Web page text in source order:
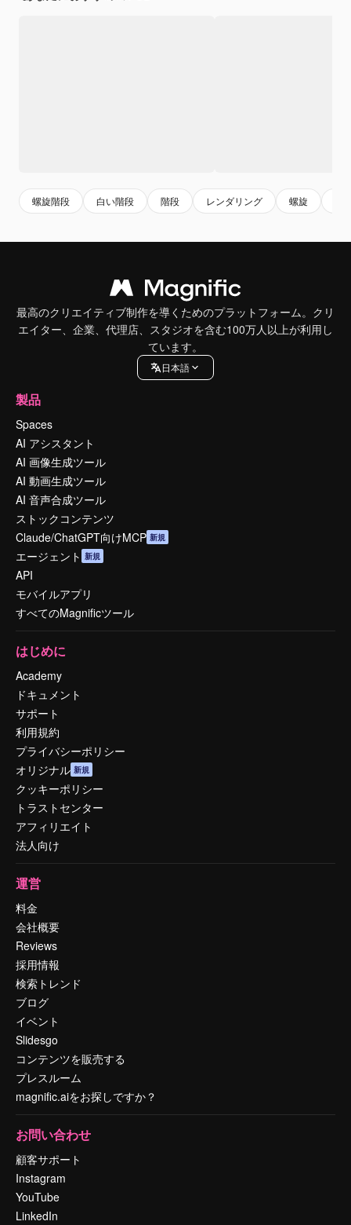
螺旋階段 白い階段 階段 レンダリング 螺旋
最高のクリエイティブ制作を導くためのプラットフォーム。クリ
エイター、企業、代理店、スタジオを含む100万人以上が利用し
ています。
日本語
製品
Spaces
AI アシスタント
AI 画像生成ツール
AI 動画生成ツール
AI 音声合成ツール
ストックコンテンツ
Claude/ChatGPT向けMCP 新規
エージェント 新規
API
モバイルアプリ
すべてのMagnificツール
はじめに
Academy
ドキュメント
サポート
利用規約
プライバシーポリシー
オリジナル 新規
クッキーポリシー
トラストセンター
アフィリエイト
法人向け
運営
料金
会社概要
Reviews
採用情報
検索トレンド
ブログ
イベント
Slidesgo
コンテンツを販売する
プレスルーム
magnific.aiをお探しですか？
お問い合わせ
顧客サポート
Instagram
YouTube
LinkedIn